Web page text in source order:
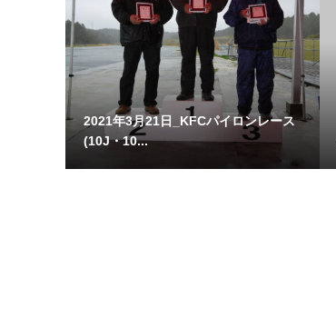
2021年3月21日_KFCパイロンレース
(10J・10...